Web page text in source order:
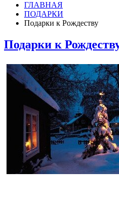
ГЛАВНАЯ
ПОДАРКИ
Подарки к Рождеству
Подарки к